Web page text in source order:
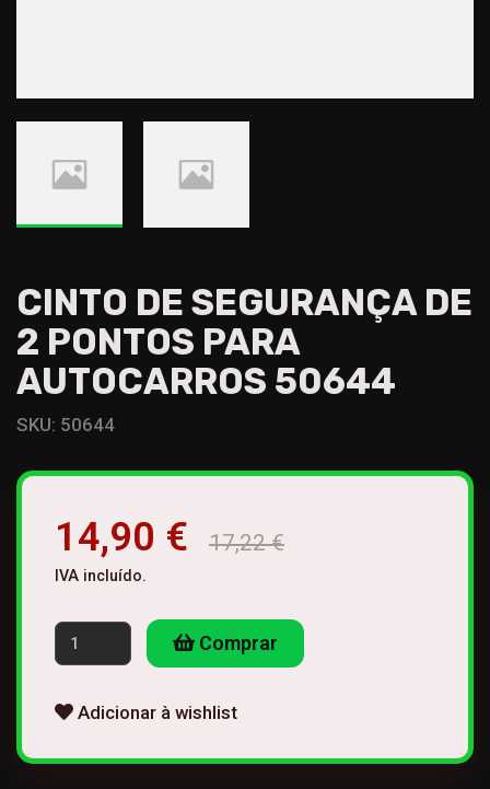
CINTO DE SEGURANÇA DE
2 PONTOS PARA
AUTOCARROS 50644
SKU: 50644
14,90 € 17,22 €
IVA incluído.
Comprar
Adicionar à wishlist